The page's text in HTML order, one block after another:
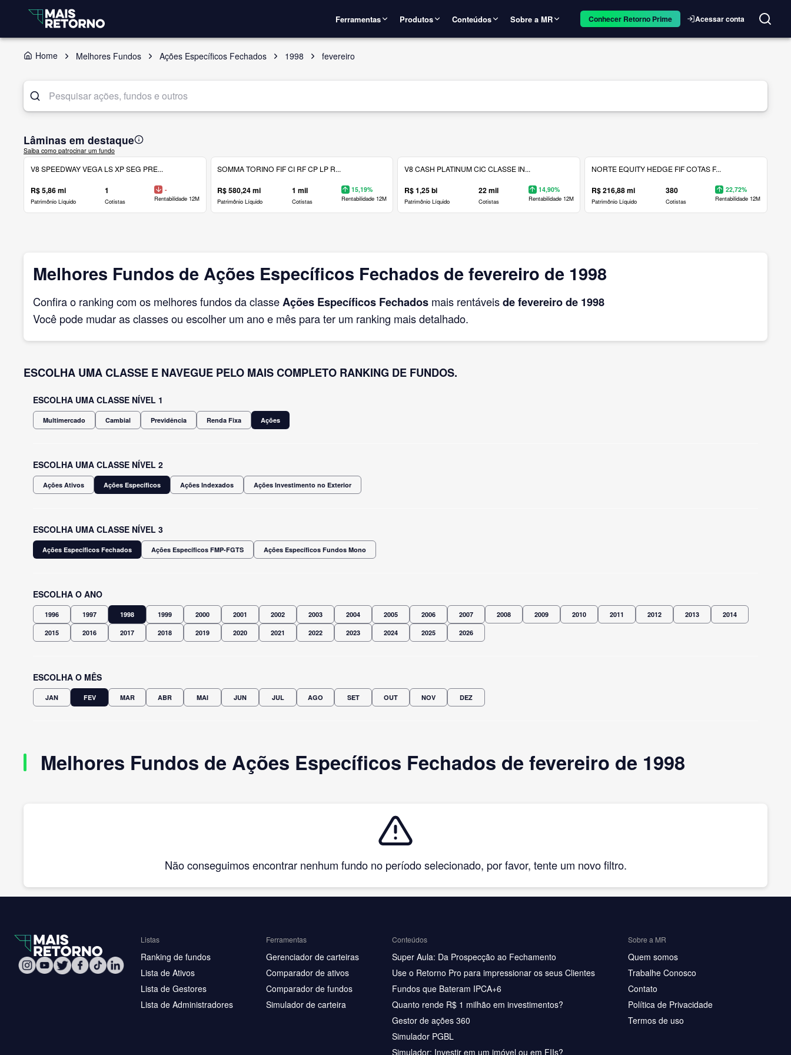
Ferramentas Produtos Conteúdos Sobre a MR Conhecer Retorno Prime Acessar conta
Home Melhores Fundos Ações Específicos Fechados 1998 fevereiro
Lâminas em destaque
Saiba como patrocinar um fundo
V8 SPEEDWAY VEGA LS XP SEG PRE...
R$ 5,86 mi
Patrimônio Líquido
1
Cotistas
-
Rentabilidade 12M
SOMMA TORINO FIF CI RF CP LP R...
R$ 580,24 mi
Patrimônio Líquido
1 mil
Cotistas
15,19%
Rentabilidade 12M
V8 CASH PLATINUM CIC CLASSE IN...
R$ 1,25 bi
Patrimônio Líquido
22 mil
Cotistas
14,90%
Rentabilidade 12M
NORTE EQUITY HEDGE FIF COTAS F...
R$ 216,88 mi
Patrimônio Líquido
380
Cotistas
22,72%
Rentabilidade 12M
Melhores Fundos de Ações Específicos Fechados de fevereiro de 1998
Confira o ranking com os melhores fundos da classeAções Específicos Fechados mais rentáveisde fevereirode 1998
Você pode mudar as classes ou escolher um ano e mês para ter um ranking mais detalhado.
ESCOLHA UMA CLASSE E NAVEGUE PELO MAIS COMPLETO RANKING DE FUNDOS.
ESCOLHA UMA CLASSE NÍVEL 1
Multimercado Cambial Previdência Renda Fixa Ações
ESCOLHA UMA CLASSE NÍVEL 2
Ações Ativos Ações Específicos Ações Indexados Ações Investimento no Exterior
ESCOLHA UMA CLASSE NÍVEL 3
Ações Específicos Fechados Ações Específicos FMP-FGTS Ações Específicos Fundos Mono
ESCOLHA O ANO
1996 1997 1998 1999 2000 2001 2002 2003 2004 2005 2006 2007 2008 2009 2010 2011 2012 2013 2014
2015 2016 2017 2018 2019 2020 2021 2022 2023 2024 2025 2026
ESCOLHA O MÊS
JAN FEV MAR ABR MAI JUN JUL AGO SET OUT NOV DEZ
Melhores Fundos de Ações Específicos Fechados de fevereiro de 1998
Não conseguimos encontrar nenhum fundo no período selecionado, por favor, tente um novo filtro.
Listas
Ranking de fundos
Lista de Ativos
Lista de Gestores
Lista de Administradores
Ferramentas
Gerenciador de carteiras
Comparador de ativos
Comparador de fundos
Simulador de carteira
Conteúdos
Super Aula: Da Prospecção ao Fechamento
Use o Retorno Pro para impressionar os seus Clientes
Fundos que Bateram IPCA+6
Quanto rende R$ 1 milhão em investimentos?
Gestor de ações 360
Simulador PGBL
Simulador: Investir em um imóvel ou em FIIs?
Sobre a MR
Quem somos
Trabalhe Conosco
Contato
Política de Privacidade
Termos de uso